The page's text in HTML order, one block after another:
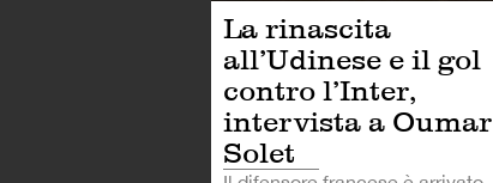
La rinascita
all’Udinese e il gol
contro l’Inter,
intervista a Oumar
Solet